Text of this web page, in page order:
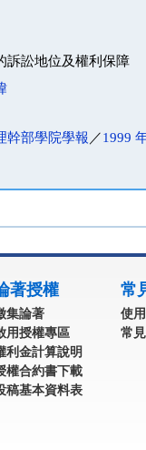
訴訟地位及權利保障
幹部學院學報 ／1999
著授權
集論著
用授權專區
利金計算說明
權合約書下載
稿基本資料表
常
使
常